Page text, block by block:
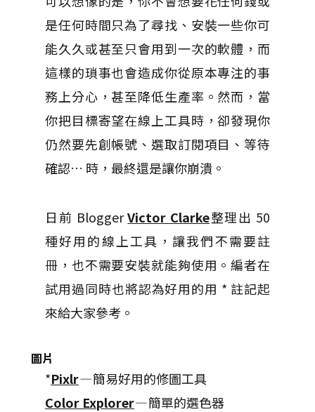
是任何時間只為了尋找、安裝一些你可
能久久或甚至只會用到一次的軟體，而
這樣的瑣事也會造成你從原本專注的事
務上分心，甚至降低生產率。然而，當
你把目標寄望在線上工具時，卻發現你
仍然要先創帳號、選取訂閱項目、等待
確認… 時，最終還是讓你崩潰。
日前 BloggerVictor Clarke整理出 50
種好用的線上工具，讓我們不需要註
冊，也不需要安裝就能夠使用。編者在
試用過同時也將認為好用的用 * 註記起
來給大家參考。
圖片
*Pixlr— 簡易好用的修圖工具
Color Explorer— 簡單的選色器